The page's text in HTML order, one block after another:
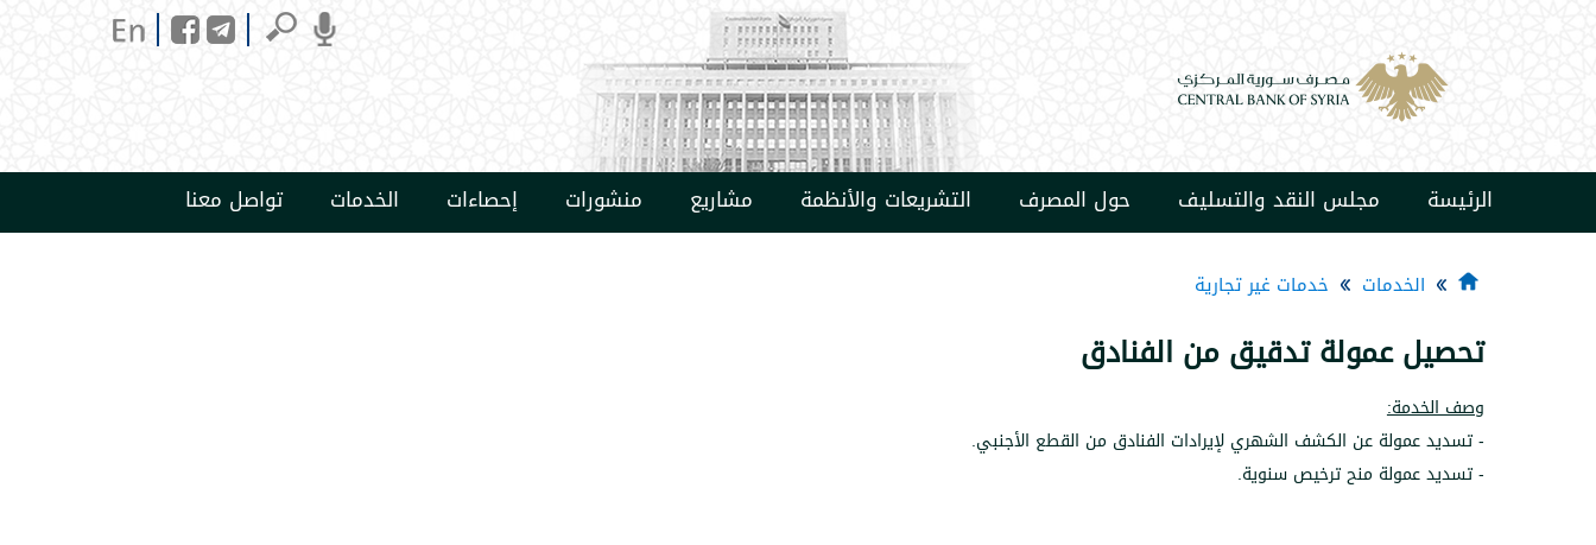
الرئيسة مجلس النقد والتسليف حول المصرف التشريعات والأنظمة مشاريع منشورات إحصاءات الخدمات تواصل معنا
الخدمات خدمات غير تجارية
تحصيل عمولة تدقيق من الفنادق
وصف الخدمة:
- تسديد عمولة عن الكشف الشهري لإيرادات الفنادق من القطع الأجنبي.
- تسديد عمولة منح ترخيص سنوية.